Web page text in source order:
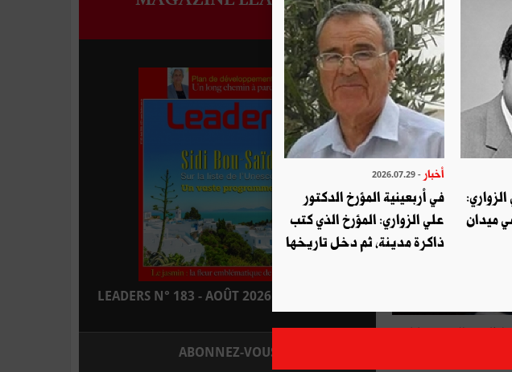
ذلك من «بابا
LEADERS N° 183 - AOÛT 2026 : EN KIOSQUE
ABONNEZ-VOUS
ميدان
أخبار - 2026.07.29
في أربعينية المؤرخ الدكتور
علي الزواري: المؤرخ الذي كتب
ذاكرة مدينة، ثم دخل تاريخها